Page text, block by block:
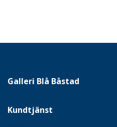
Galleri Blå Båstad
Kundtjänst